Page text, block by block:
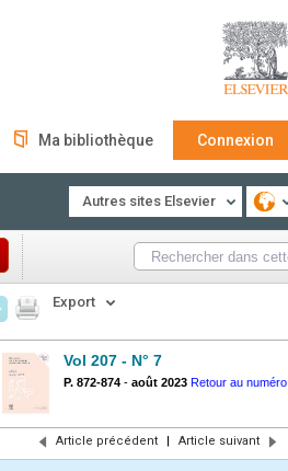
Ma bibliothèque Connexion
Autres sites Elsevier
Export
Vol 207 - N° 7
P. 872-874 - août 2023 Retour au numéro
Article précédent | Article suivant